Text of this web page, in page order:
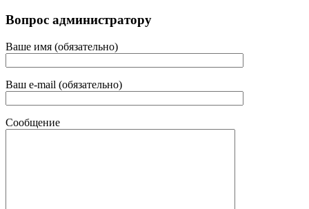
Вопрос администратору
Ваше имя (обязательно)
Ваш e-mail (обязательно)
Сообщение